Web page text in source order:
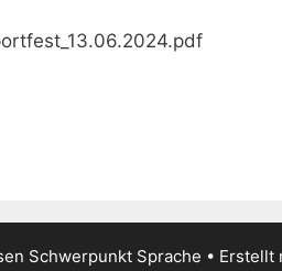
Schwerpunkt Sprache • Erstellt